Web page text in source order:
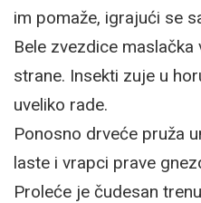
im pomaže, igrajući se
Bele zvezdice
strane. Insekti zuje u
uveliko rade.
Ponosno drveće pruža
laste i vrapci prave
Proleće je čudesan